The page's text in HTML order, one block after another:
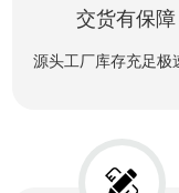
交货有保障
源头工厂库存充足极